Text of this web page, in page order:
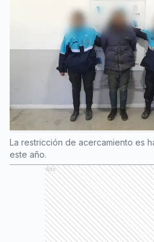
La restricción de acercamiento es
este año.
Ads